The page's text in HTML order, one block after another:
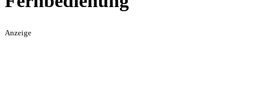
Anzeige